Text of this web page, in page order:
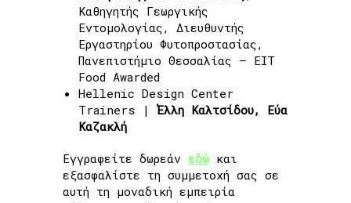
Καθηγητής Γεωργικής
Εντομολογίας, Διευθυντής
Εργαστηρίου Φυτοπροστασίας,
Πανεπιστήμιο Θεσσαλίας – EIT
Food Awarded
Hellenic Design Center
Trainers |Έλλη Καλτσίδου, Εύα
Καζακλή
Εγγραφείτε δωρεάν εδώ και
εξασφαλίστε τη συμμετοχή σας σε
αυτή τη μοναδική εμπειρία